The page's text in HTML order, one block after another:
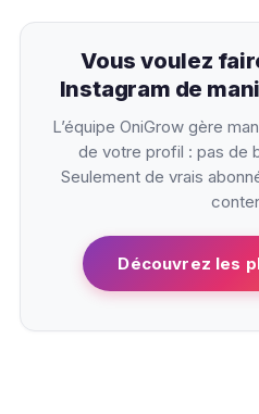
Vous voulez
Instagram de
L’équipe OniGrow gère
de votre profil : pas de
Seulement de vrais
Découvrez les